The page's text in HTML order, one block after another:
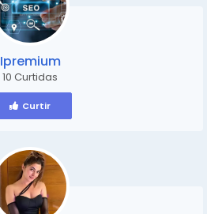
Ipremium
10 Curtidas
Curtir